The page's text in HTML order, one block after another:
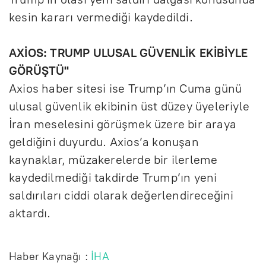
kesin kararı vermediği kaydedildi.
AXİOS: TRUMP ULUSAL GÜVENLİK EKİBİYLE
GÖRÜŞTÜ"
Axios haber sitesi ise Trump’ın Cuma günü
ulusal güvenlik ekibinin üst düzey üyeleriyle
İran meselesini görüşmek üzere bir araya
geldiğini duyurdu. Axios’a konuşan
kaynaklar, müzakerelerde bir ilerleme
kaydedilmediği takdirde Trump’ın yeni
saldırıları ciddi olarak değerlendireceğini
aktardı.
Haber Kaynağı : İHA